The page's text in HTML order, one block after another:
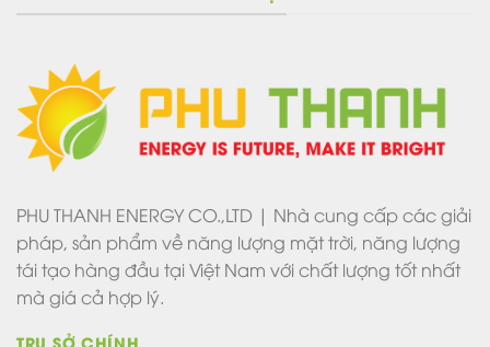
PHU THANH ENERGY CO.,LTD | Nhà cung cấp các giải
pháp, sản phẩm về năng lượng mặt trời, năng lượng
tái tạo hàng đầu tại Việt Nam với chất lượng tốt nhất
mà giá cả hợp lý.